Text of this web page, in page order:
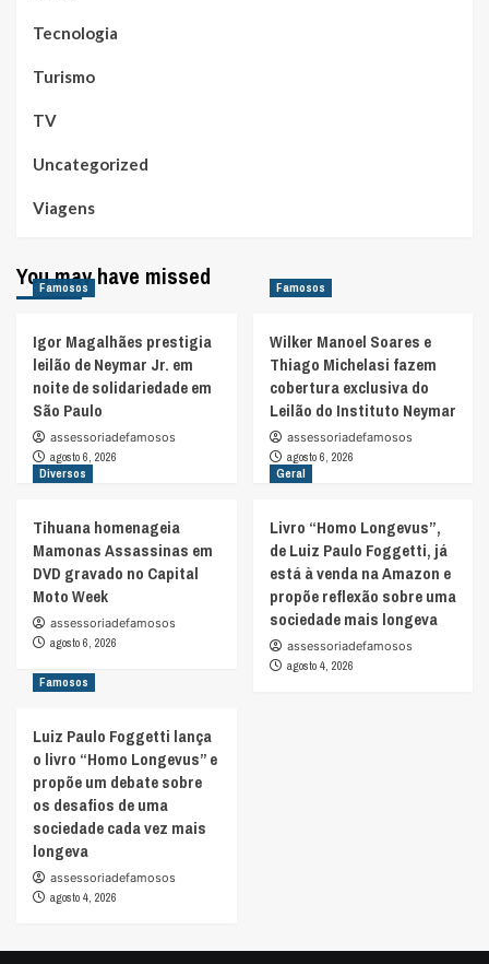
Tecnologia
Turismo
TV
Uncategorized
Viagens
You may have missed
Famosos
Igor Magalhães prestigia
leilão de Neymar Jr. em
noite de solidariedade em
São Paulo
assessoriadefamosos
agosto 6, 2026
Famosos
Wilker Manoel Soares e
Thiago Michelasi fazem
cobertura exclusiva do
Leilão do Instituto Neymar
assessoriadefamosos
agosto 6, 2026
Diversos
Tihuana homenageia
Mamonas Assassinas em
DVD gravado no Capital
Moto Week
assessoriadefamosos
agosto 6, 2026
Geral
Livro “Homo Longevus”,
de Luiz Paulo Foggetti, já
está à venda na Amazon e
propõe reflexão sobre uma
sociedade mais longeva
assessoriadefamosos
agosto 4, 2026
Famosos
Luiz Paulo Foggetti lança
o livro “Homo Longevus” e
propõe um debate sobre
os desafios de uma
sociedade cada vez mais
longeva
assessoriadefamosos
agosto 4, 2026